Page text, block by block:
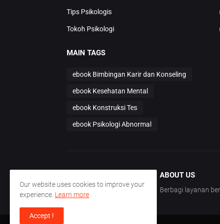
Tips Psikologis
Tokoh Psikologi
MAIN TAGS
ebook Bimbingan Karir dan Konseling
ebook Kesehatan Mental
ebook Konstruksi Tes
ebook Psikologi Abnormal
ABOUT US
Berbagi layanan
Our website uses cookies to improve your
experience. Learn more
Accept !